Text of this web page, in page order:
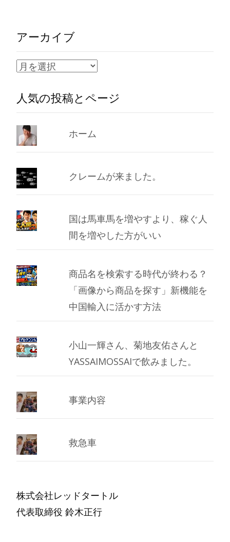
アーカイブ
ア
カ
イ
ブ
人気の投稿とページ
ホーム
クレームが来ました。
国は馬車馬を増やすより、稼ぐ人
間を増やした方がいい
商品名を検索する時代が終わる？
「画像から商品を探す」新機能を
中国輸入に活かす方法
小山一輝さん、菊地友佑さんと
YASSAIMOSSAIで飲みました。
事業内容
救急車
株式会社レッドタートル
代表取締役 鈴木正行